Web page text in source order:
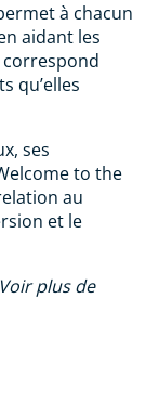
à chacun
aidant les
qu’elles
ses
to the
au
et le
plus de